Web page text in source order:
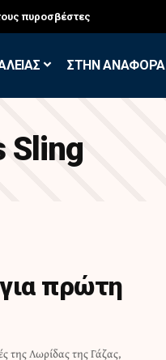
πυροσβέστες
ΣΤΗΝ ΑΝΑΦΟΡΑ
Sling
πρώτη